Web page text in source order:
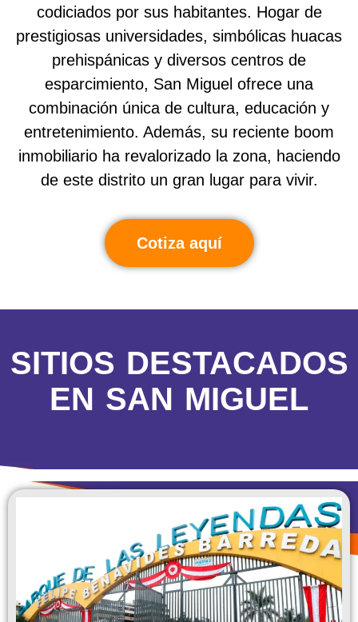
codiciados por sus habitantes. Hogar de
prestigiosas universidades, simbólicas huacas
prehispánicas y diversos centros de
esparcimiento, San Miguel ofrece una
combinación única de cultura, educación y
entretenimiento. Además, su reciente boom
inmobiliario ha revalorizado la zona, haciendo
de este distrito un gran lugar para vivir.
Cotiza aquí
SITIOS DESTACADOS
EN SAN MIGUEL